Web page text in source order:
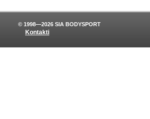
Kontakti
© 1998—2026 SIA BODYSPORT